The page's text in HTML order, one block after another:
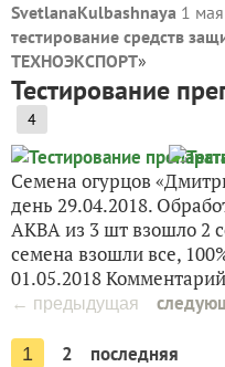
SvetlanaKulbashnaya 1
тестирование средств
ТЕХНОЭКСПОРТ»
Тестирование
4
Семена огурцов
день 29.04.2018.
АКВА из 3 шт взошло 2
семена взошли все,
01.05.2018
← предыдущая
1 2 последняя